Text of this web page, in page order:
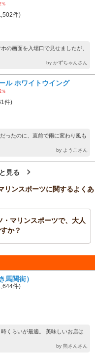
％
件)
の画面を入場口で見せましたが、
by かずちゃんさん
ル ホワイトウイング
％
件)
ったのに、直前で雨に変わり風も
by ようこさん
見る
リンスポーツに関するよくあ
マリンスポーツで、大人
か？
馬関街）
件)
くらいが最適。 美味しいお店は
by 熊さんさん